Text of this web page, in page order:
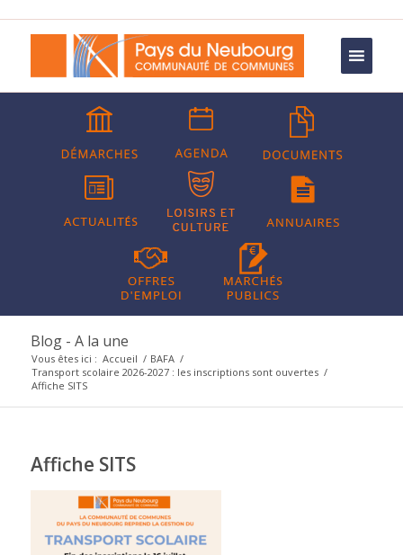
Blog - A la une
Vous êtes ici : Accueil / BAFA /
Transport scolaire 2026-2027 : les inscriptions sont ouvertes /
Affiche SITS
Affiche SITS